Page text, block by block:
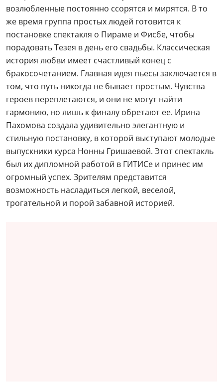
возлюбленные постоянно ссорятся и мирятся. В то
же время группа простых людей готовится к
постановке спектакля о Пираме и Фисбе, чтобы
порадовать Тезея в день его свадьбы. Классическая
история любви имеет счастливый конец с
бракосочетанием. Главная идея пьесы заключается в
том, что путь никогда не бывает простым. Чувства
героев переплетаются, и они не могут найти
гармонию, но лишь к финалу обретают ее. Ирина
Пахомова создала удивительно элегантную и
стильную постановку, в которой выступают молодые
выпускники курса Нонны Гришаевой. Этот спектакль
был их дипломной работой в ГИТИСе и принес им
огромный успех. Зрителям представится
возможность насладиться легкой, веселой,
трогательной и порой забавной историей.